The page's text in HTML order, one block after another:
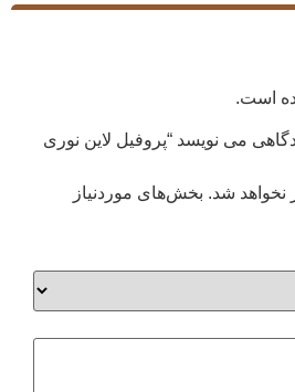
است.
می نویسد “پروفیل لاین نوری
نخواهد شد. بخش‌های موردنیاز